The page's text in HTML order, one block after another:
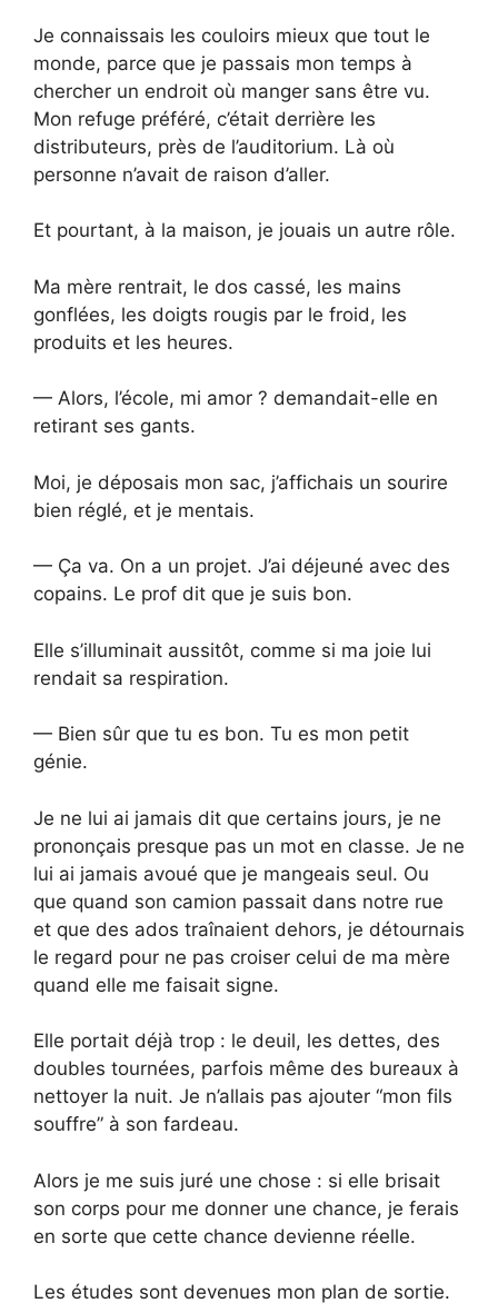
Je connaissais les couloirs mieux que tout le
monde, parce que je passais mon temps à
chercher un endroit où manger sans être vu.
Mon refuge préféré, c’était derrière les
distributeurs, près de l’auditorium. Là où
personne n’avait de raison d’aller.
Et pourtant, à la maison, je jouais un autre rôle.
Ma mère rentrait, le dos cassé, les mains
gonflées, les doigts rougis par le froid, les
produits et les heures.
— Alors, l’école, mi amor ? demandait-elle en
retirant ses gants.
Moi, je déposais mon sac, j’affichais un sourire
bien réglé, et je mentais.
— Ça va. On a un projet. J’ai déjeuné avec des
copains. Le prof dit que je suis bon.
Elle s’illuminait aussitôt, comme si ma joie lui
rendait sa respiration.
— Bien sûr que tu es bon. Tu es mon petit
génie.
Je ne lui ai jamais dit que certains jours, je ne
prononçais presque pas un mot en classe. Je ne
lui ai jamais avoué que je mangeais seul. Ou
que quand son camion passait dans notre rue
et que des ados traînaient dehors, je détournais
le regard pour ne pas croiser celui de ma mère
quand elle me faisait signe.
Elle portait déjà trop : le deuil, les dettes, des
doubles tournées, parfois même des bureaux à
nettoyer la nuit. Je n’allais pas ajouter “mon fils
souffre” à son fardeau.
Alors je me suis juré une chose : si elle brisait
son corps pour me donner une chance, je ferais
en sorte que cette chance devienne réelle.
Les études sont devenues mon plan de sortie.